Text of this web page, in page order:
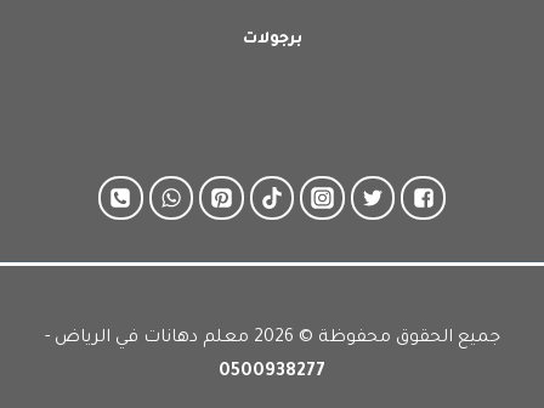
برجولات
جميع الحقوق محفوظة © 2026 معلم دهانات في الرياض -
0500938277